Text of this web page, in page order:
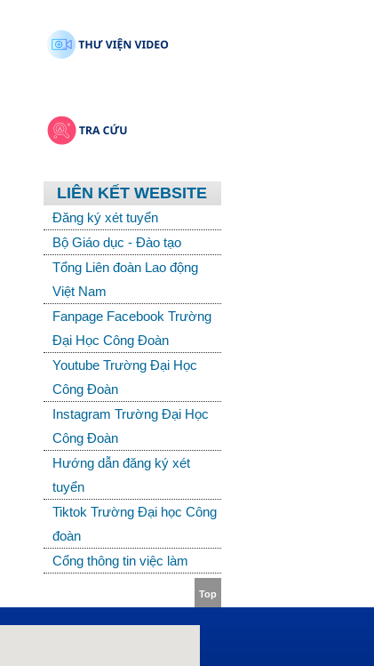
LIÊN KẾT WEBSITE
Đăng ký xét tuyển
Bộ Giáo dục - Đào tạo
Tổng Liên đoàn Lao động
Việt Nam
Fanpage Facebook Trường
Đại Học Công Đoàn
Youtube Trường Đại Học
Công Đoàn
Instagram Trường Đại Học
Công Đoàn
Hướng dẫn đăng ký xét
tuyển
Tiktok Trường Đại học Công
đoàn
Cổng thông tin việc làm
Top